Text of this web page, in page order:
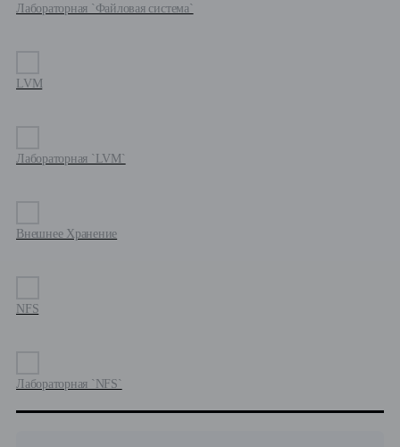
Лабораторная `Файловая система`
LVM
Лабораторная `LVM`
Внешнее Хранение
NFS
Лабораторная `NFS`